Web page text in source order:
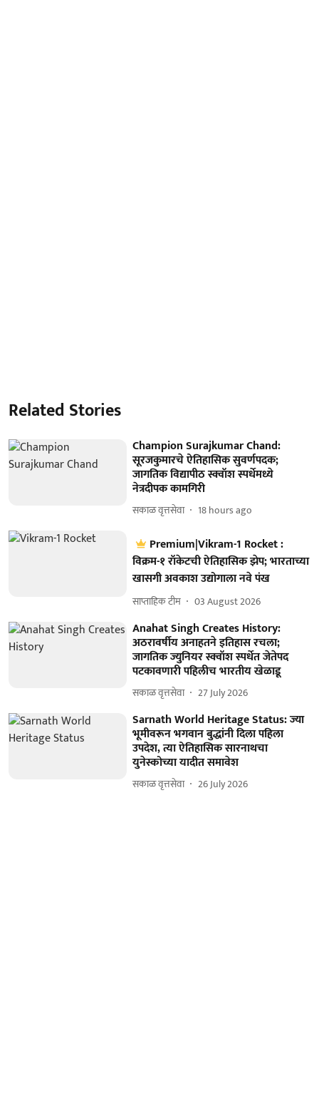
Related Stories
Champion Surajkumar Chand:
सूरजकुमारचे ऐतिहासिक सुवर्णपदक;
जागतिक विद्यापीठ स्क्वॉश स्पर्धेमध्ये
नेत्रदीपक कामगिरी
सकाळ वृत्तसेवा 18 hours ago
Premium|Vikram-1 Rocket :
विक्रम-१ रॉकेटची ऐतिहासिक झेप; भारताच्या
खासगी अवकाश उद्योगाला नवे पंख
साप्ताहिक टीम 03 August 2026
Anahat Singh Creates History:
अठरावर्षीय अनाहतने इतिहास रचला;
जागतिक ज्युनियर स्क्वॉश स्पर्धेत जेतेपद
पटकावणारी पहिलीच भारतीय खेळाडू
सकाळ वृत्तसेवा 27 July 2026
Sarnath World Heritage Status: ज्या
भूमीवरून भगवान बुद्धांनी दिला पहिला
उपदेश, त्या ऐतिहासिक सारनाथचा
युनेस्कोच्या यादीत समावेश
सकाळ वृत्तसेवा 26 July 2026